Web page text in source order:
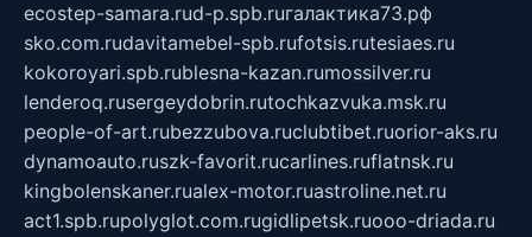
ecostep-samara.rud-p.spb.ruгалактика73.рф
sko.com.rudavitamebel-spb.rufotsis.rutesiaes.ru
kokoroyari.spb.rublesna-kazan.rumossilver.ru
lenderoq.rusergeydobrin.rutochkazvuka.msk.ru
people-of-art.rubezzubova.ruclubtibet.ruorior-aks.ru
dynamoauto.ruszk-favorit.rucarlines.ruflatnsk.ru
kingbolenskaner.rualex-motor.ruastroline.net.ru
act1.spb.rupolyglot.com.rugidlipetsk.ruooo-driada.ru